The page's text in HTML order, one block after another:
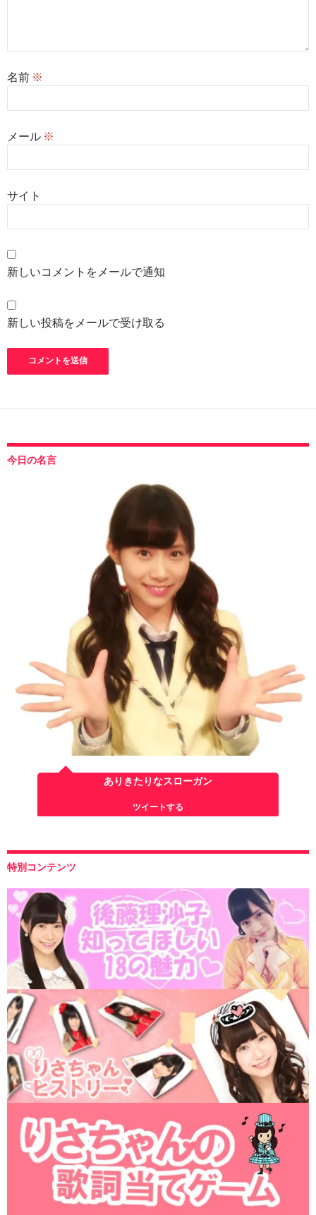
名前 ※
メール ※
サイト
新しいコメントをメールで通知
新しい投稿をメールで受け取る
今日の名言
ありきたりなスローガン
ツイートする
特別コンテンツ